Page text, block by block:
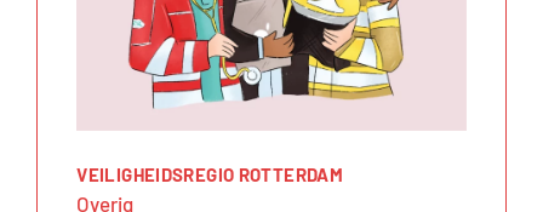
VEILIGHEIDSREGIO ROTTERDAM
Overig